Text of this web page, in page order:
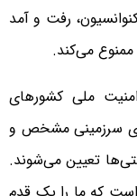
رفت و آمد
می‌کند.
ملی کشورهای
سرزمینی مشخص و
تعیین می‌شوند.